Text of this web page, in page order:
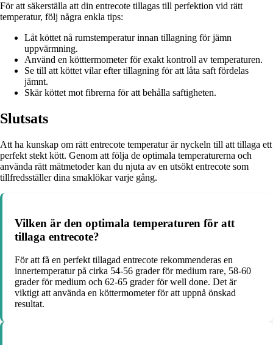
För att säkerställa att din entrecote tillagas till perfektion vid rätt
temperatur, följ några enkla tips:
Låt köttet nå rumstemperatur innan tillagning för jämn
uppvärmning.
Använd en kötttermometer för exakt kontroll av temperaturen.
Se till att köttet vilar efter tillagning för att låta saft fördelas
jämnt.
Skär köttet mot fibrerna för att behålla saftigheten.
Slutsats
Att ha kunskap om rätt entrecote temperatur är nyckeln till att tillaga ett
perfekt stekt kött. Genom att följa de optimala temperaturerna och
använda rätt mätmetoder kan du njuta av en utsökt entrecote som
tillfredsställer dina smaklökar varje gång.
Vilken är den optimala temperaturen för att
tillaga entrecote?
För att få en perfekt tillagad entrecote rekommenderas en
innertemperatur på cirka 54-56 grader för medium rare, 58-60
grader för medium och 62-65 grader för well done. Det är
viktigt att använda en köttermometer för att uppnå önskad
resultat.